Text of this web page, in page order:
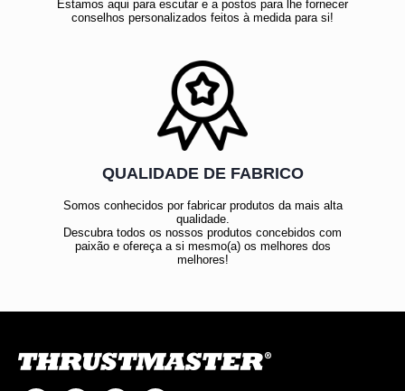
Estamos aqui para escutar e a postos para lhe fornecer
conselhos personalizados feitos à medida para si!
QUALIDADE DE FABRICO
Somos conhecidos por fabricar produtos da mais alta
qualidade.
Descubra todos os nossos produtos concebidos com
paixão e ofereça a si mesmo(a) os melhores dos
melhores!